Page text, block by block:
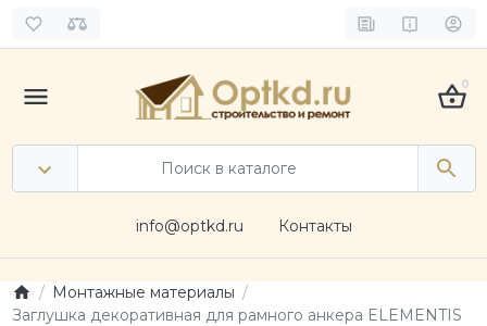
0
info@optkd.ru Контакты
Монтажные материалы
Заглушка декоративная для рамного анкера ELEMENTIS